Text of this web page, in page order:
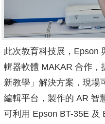
此次教育科技展，Epson
輯器軟體 MAKAR 合作，
新教學」解決方案，現場
編輯平台，製作的 AR 智
可利用 Epson BT-35E 及